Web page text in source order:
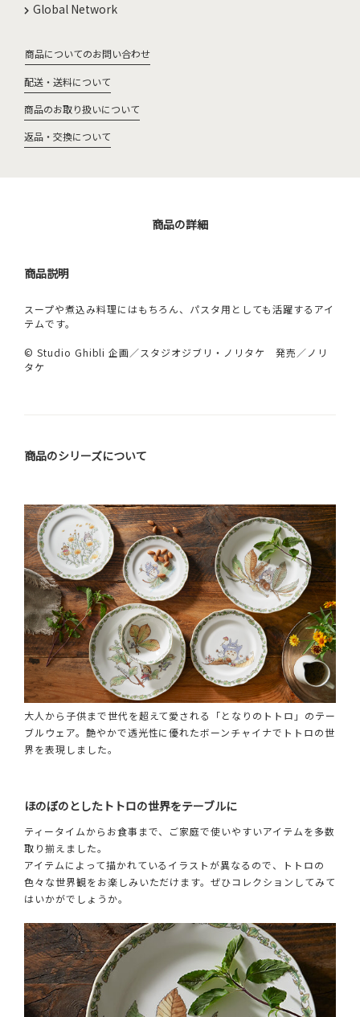
Global Network
商品についてのお問い合わせ
配送・送料について
商品のお取り扱いについて
返品・交換について
商品の詳細
商品説明
スープや煮込み料理にはもちろん、パスタ用としても活躍するアイ
テムです。
© Studio Ghibli 企画／スタジオジブリ・ノリタケ 発売／ノリ
タケ
商品のシリーズについて
大人から子供まで世代を超えて愛される「となりのトトロ」のテー
ブルウェア。艶やかで透光性に優れたボーンチャイナでトトロの世
界を表現しました。
ほのぼのとしたトトロの世界をテーブルに
ティータイムからお食事まで、ご家庭で使いやすいアイテムを多数
取り揃えました。
アイテムによって描かれているイラストが異なるので、トトロの
色々な世界観をお楽しみいただけます。ぜひコレクションしてみて
はいかがでしょうか。